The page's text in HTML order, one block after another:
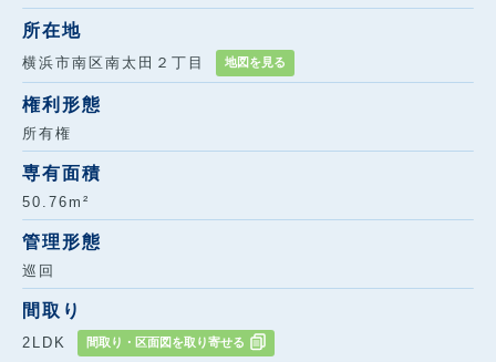
所在地
横浜市南区南太田２丁目 地図を見る
権利形態
所有権
専有面積
50.76m²
管理形態
巡回
間取り
2LDK 間取り・区面図を取り寄せる